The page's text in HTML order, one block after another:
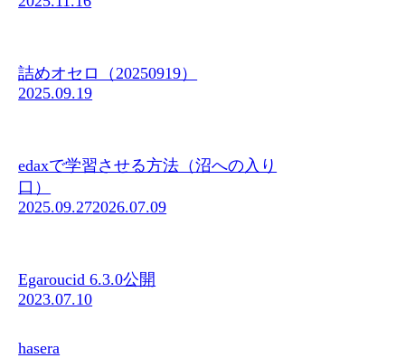
詰めオセロ（20250919）
2025.09.19
edaxで学習させる方法（沼への入り
口）
2025.09.272026.07.09
Egaroucid 6.3.0公開
2023.07.10
hasera